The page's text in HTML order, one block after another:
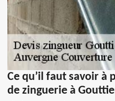
Ce qu’il faut savoir à
de zinguerie à